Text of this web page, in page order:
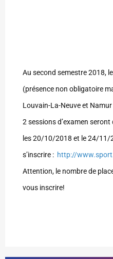
Au second semestre 2018,
(présence non obligatoire
Louvain-La-Neuve et
2 sessions d’examen
les 20/10/2018 et le 24/11/
s’inscrire : http://
Attention, le nombre de
vous inscrire!